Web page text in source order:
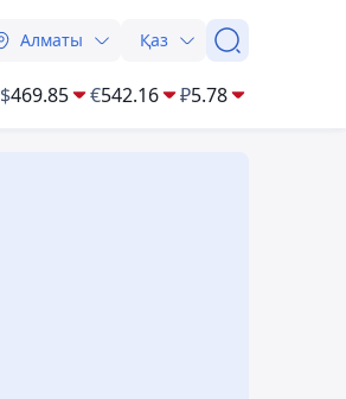
Алматы Қаз
$469.85 €542.16 ₽5.78